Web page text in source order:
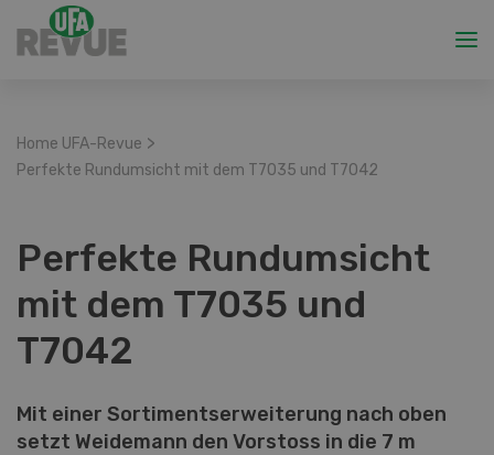
Home UFA-Revue >
Perfekte Rundumsicht mit dem T7035 und T7042
Perfekte Rundumsicht
mit dem T7035 und
T7042
Mit einer Sortimentserweiterung nach oben
setzt Weidemann den Vorstoss in die 7 m